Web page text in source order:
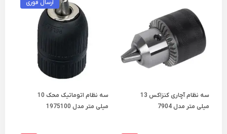
سه نظام آچاری کنزاکس 13
میلی متر مدل 7904
ارسال فوری
سه نظام اتوماتیک محک 10
میلی متر مدل 1975100